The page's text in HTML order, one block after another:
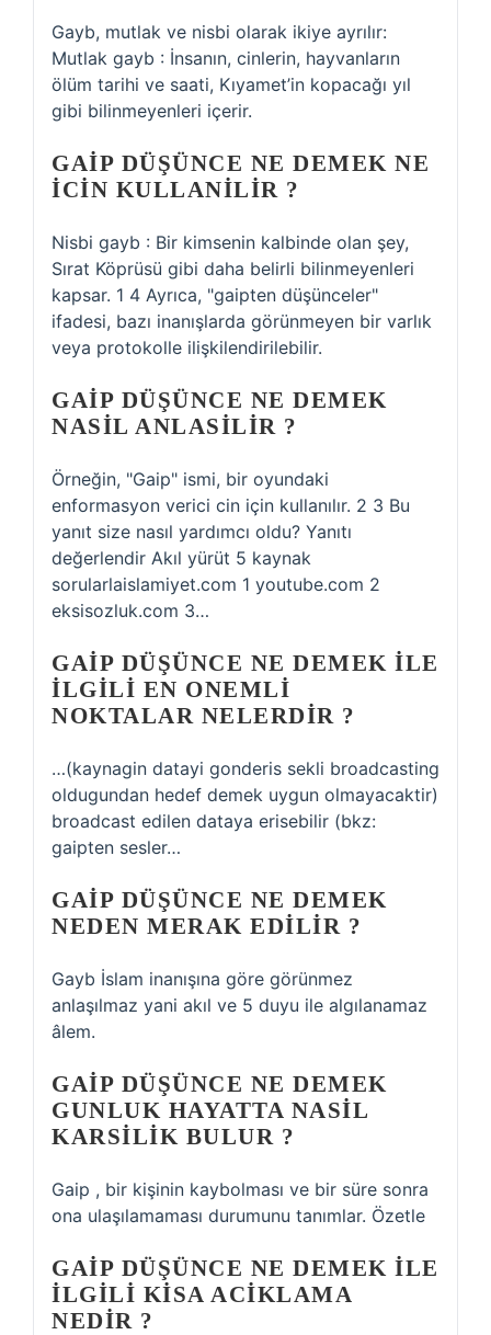
Gayb, mutlak ve nisbi olarak ikiye ayrılır:
Mutlak gayb : İnsanın, cinlerin, hayvanların
ölüm tarihi ve saati, Kıyamet’in kopacağı yıl
gibi bilinmeyenleri içerir.
GAIP DÜŞÜNCE NE DEMEK NE
ICIN KULLANILIR ?
Nisbi gayb : Bir kimsenin kalbinde olan şey,
Sırat Köprüsü gibi daha belirli bilinmeyenleri
kapsar. 1 4 Ayrıca, "gaipten düşünceler"
ifadesi, bazı inanışlarda görünmeyen bir varlık
veya protokolle ilişkilendirilebilir.
GAIP DÜŞÜNCE NE DEMEK
NASIL ANLASILIR ?
Örneğin, "Gaip" ismi, bir oyundaki
enformasyon verici cin için kullanılır. 2 3 Bu
yanıt size nasıl yardımcı oldu? Yanıtı
değerlendir Akıl yürüt 5 kaynak
sorularlaislamiyet.com 1 youtube.com 2
eksisozluk.com 3…
GAIP DÜŞÜNCE NE DEMEK ILE
ILGILI EN ONEMLI
NOKTALAR NELERDIR ?
…(kaynagin datayi gonderis sekli broadcasting
oldugundan hedef demek uygun olmayacaktir)
broadcast edilen dataya erisebilir (bkz:
gaipten sesler…
GAIP DÜŞÜNCE NE DEMEK
NEDEN MERAK EDILIR ?
Gayb İslam inanışına göre görünmez
anlaşılmaz yani akıl ve 5 duyu ile algılanamaz
âlem.
GAIP DÜŞÜNCE NE DEMEK
GUNLUK HAYATTA NASIL
KARSILIK BULUR ?
Gaip , bir kişinin kaybolması ve bir süre sonra
ona ulaşılamaması durumunu tanımlar. Özetle
GAIP DÜŞÜNCE NE DEMEK ILE
ILGILI KISA ACIKLAMA
NEDIR ?